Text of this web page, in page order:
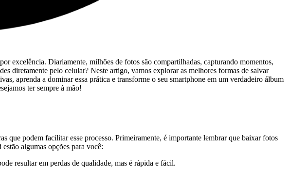
excelência. Diariamente, milhões de fotos são compartilhadas, capturando momentos,
diretamente pelo celular? Neste⁣ artigo, vamos explorar⁢ as melhores formas de ⁤salvar
aprenda a dominar essa prática e transforme o seu⁢ smartphone em um verdadeiro álbum
ter sempre à mão!
que podem facilitar esse processo. Primeiramente, é importante lembrar ⁤que baixar fotos
algumas opções para você:
‌resultar‍ em perdas de qualidade, mas é rápida ‌e fácil.